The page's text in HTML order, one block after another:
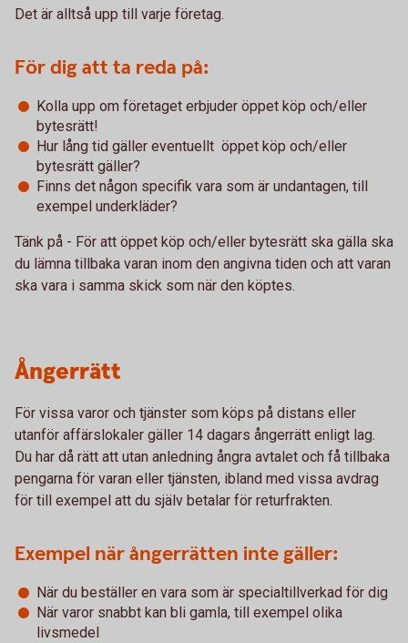
Det är alltså upp till varje företag.
För dig att ta reda på:
Kolla upp om företaget erbjuder öppet köp och/eller
bytesrätt!
Hur lång tid gäller eventuellt öppet köp och/eller
bytesrätt gäller?
Finns det någon specifik vara som är undantagen, till
exempel underkläder?
Tänk på - För att öppet köp och/eller bytesrätt ska gälla ska
du lämna tillbaka varan inom den angivna tiden och att varan
ska vara i samma skick som när den köptes.
Ångerrätt
För vissa varor och tjänster som köps på distans eller
utanför affärslokaler gäller 14 dagars ångerrätt enligt lag.
Du har då rätt att utan anledning ångra avtalet och få tillbaka
pengarna för varan eller tjänsten, ibland med vissa avdrag
för till exempel att du själv betalar för returfrakten.
Exempel när ångerrätten inte gäller:
När du beställer en vara som är specialtillverkad för dig
När varor snabbt kan bli gamla, till exempel olika
livsmedel